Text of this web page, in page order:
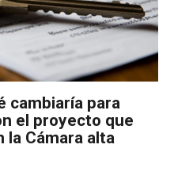
cambiaría para
el proyecto que
la Cámara alta